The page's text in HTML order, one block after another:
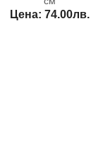
Цена: 74.00лв.